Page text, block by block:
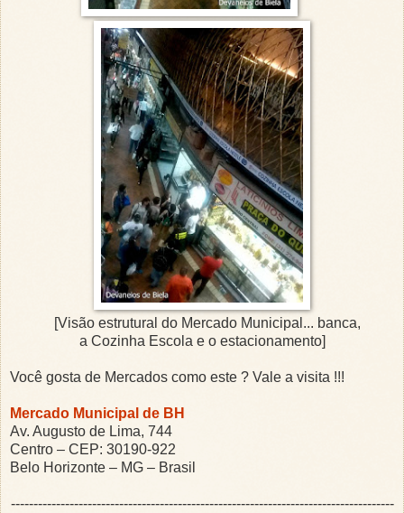
[Visão estrutural do Mercado Municipal... banca,
a Cozinha Escola e o estacionamento]
Você gosta de Mercados como este ? Vale a visita !!!
Mercado Municipal de BH
Av. Augusto de Lima, 744
Centro – CEP: 30190-922
Belo Horizonte – MG – Brasil
-------------------------------------------------------------------------------------